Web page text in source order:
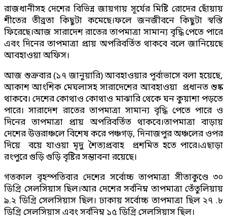
রাজধানীসহ দেশের বিভিন্ন জায়গায় সূর্যের মিষ্টি রোদের ছোঁয়ায়
শীতের তীব্রতা কিছুটা কমেছে।ফলে জনজীবনে কিছুটা স্বস্তি
ফিরেছে।আজ সারাদেশ রাতের তাপমাত্রা সামান্য বৃদ্ধি পেতে পারে
এবং দিনের তাপমাত্রা প্রায় অপরিবর্তিত থাকবে বলে জানিয়েছে
আবহাওয়া অফিস।
আজ শুক্রবার (১৭ জানুয়ারি) আবহাওয়ার পূর্বাভাসে বলা হয়েছে,
আকাশ আংশিক মেঘলাসহ সারাদেশের আবহাওয়া প্রধানত শুষ্ক
থাকবে। দেশের কোথাও কোথাও মাঝারি থেকে ঘন কুয়াশা পড়তে
পারে। সারাদেশ রাতের তাপমাত্রা সামান্য বৃদ্ধি পেতে পারে ও
দিনের তাপমাত্রা প্রায় অপরিবর্তিত থাকবে।তাপমাত্রা বাড়ায়
দেশের উত্তরাঞ্চলে বিশেষ করে পঞ্চগড়, দিনাজপুর অঞ্চলের ওপর
দিয়ে বয়ে যাওয়া মৃদু শৈত্যপ্রবাহ প্রশমিত হতে পারে।এছাড়া
রংপুরে গুড়ি গুড়ি বৃষ্টির সম্ভাবনা রয়েছে।
গতকাল বৃহস্পতিবার দেশের সর্বোচ্চ তাপমাত্রা সীতাকুণ্ডে ৩০
ডিগ্রি সেলসিয়াস ছিল।আর দেশের সর্বনিম্ন তাপমাত্রা তেঁতুলিয়ায়
৯.২ ডিগ্রি সেলসিয়াস ছিল। ঢাকায় সর্বোচ্চ তাপমাত্রা ছিল ২৭ .৮
ডিগ্রি সেলসিয়াস এবং সর্বনিম্ন ১৫ ডিগ্রি সেলসিয়াস ছিল।